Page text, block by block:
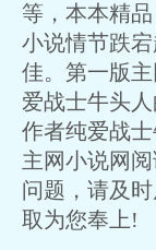
等，本本精
小说情节跌
佳。第一版
爱战士牛头
作者纯爱战
主网小说网
问题，请及
取为您奉上!